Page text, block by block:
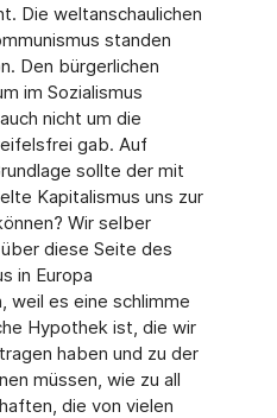
Die weltanschaulichen
standen
Den bürgerlichen
im Sozialismus
nicht um die
gab. Auf
sollte der mit
Kapitalismus uns zur
Wir selber
diese Seite des
in Europa
weil es eine schlimme
Hypothek ist, die wir
haben und zu der
müssen, wie zu all
die von vielen